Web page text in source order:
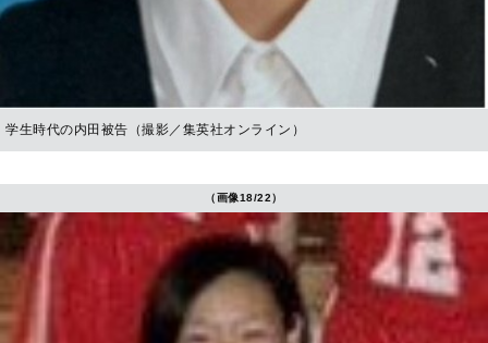
学生時代の内田被告（撮影／集英社オンライン）
（画像18/22）